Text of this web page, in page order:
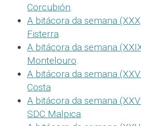
Corcubión.
A bitácora da semana
Fisterra.
A bitácora da semana
Montelouro.
A bitácora da semana
Costa.
A bitácora da semana
SDC Malpica.